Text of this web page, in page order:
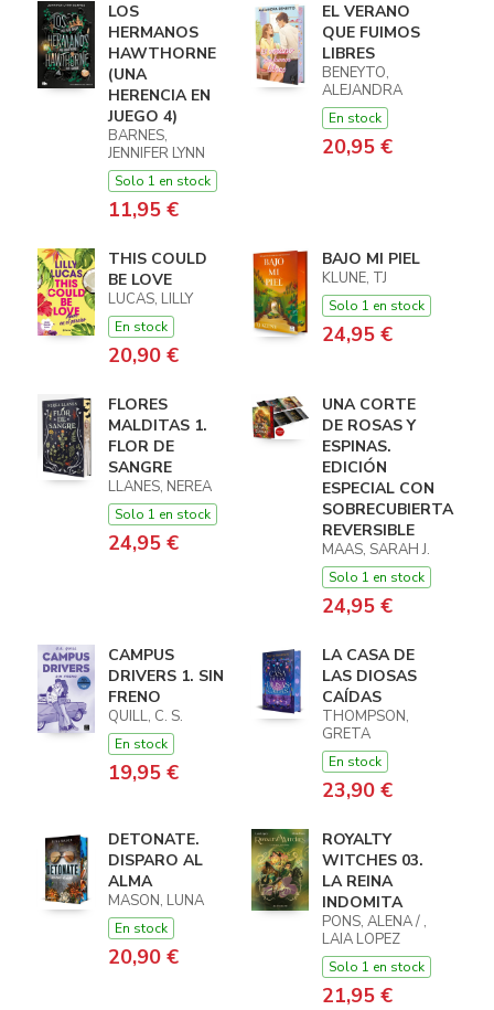
LOS
HERMANOS
HAWTHORNE
(UNA
HERENCIA EN
JUEGO 4)
BARNES,
JENNIFER LYNN
Solo 1 en stock
11,95 €
EL VERANO
QUE FUIMOS
LIBRES
BENEYTO,
ALEJANDRA
En stock
20,95 €
THIS COULD
BE LOVE
LUCAS, LILLY
En stock
20,90 €
BAJO MI PIEL
KLUNE, TJ
Solo 1 en stock
24,95 €
FLORES
MALDITAS 1.
FLOR DE
SANGRE
LLANES, NEREA
Solo 1 en stock
24,95 €
UNA CORTE
DE ROSAS Y
ESPINAS.
EDICIÓN
ESPECIAL CON
SOBRECUBIERTA
REVERSIBLE
MAAS, SARAH J.
Solo 1 en stock
24,95 €
CAMPUS
DRIVERS 1. SIN
FRENO
QUILL, C. S.
En stock
19,95 €
LA CASA DE
LAS DIOSAS
CAÍDAS
THOMPSON,
GRETA
En stock
23,90 €
DETONATE.
DISPARO AL
ALMA
MASON, LUNA
En stock
20,90 €
ROYALTY
WITCHES 03.
LA REINA
INDOMITA
PONS, ALENA / ,
LAIA LOPEZ
Solo 1 en stock
21,95 €